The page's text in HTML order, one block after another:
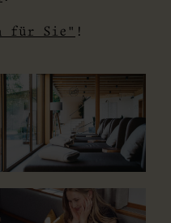
für Sie" !